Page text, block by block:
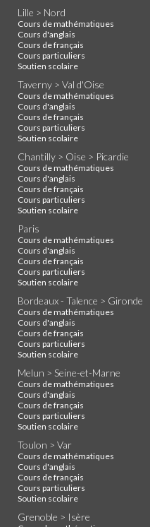
Lille > Nord
Cours de mathématiques
Cours d'anglais
Cours de français
Cours particuliers
Soutien scolaire
Taverny > Val d'Oise
Cours de mathématiques
Cours d'anglais
Cours de français
Cours particuliers
Soutien scolaire
Chantilly > Oise > Picardie
Cours de mathématiques
Cours d'anglais
Cours de français
Cours particuliers
Soutien scolaire
Paris
Cours de mathématiques
Cours d'anglais
Cours de français
Cours particuliers
Soutien scolaire
Bordeaux - Talence > Gironde
Cours de mathématiques
Cours d'anglais
Cours de français
Cours particuliers
Soutien scolaire
Melun > Seine-et-Marne
Cours de mathématiques
Cours d'anglais
Cours de français
Cours particuliers
Soutien scolaire
Toulon > Var
Cours de mathématiques
Cours d'anglais
Cours de français
Cours particuliers
Soutien scolaire
Grenoble > Isère